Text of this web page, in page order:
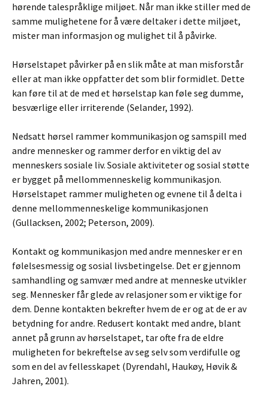
hørende talespråklige miljøet. Når man ikke stiller med de
samme mulighetene for å være deltaker i dette miljøet,
mister man informasjon og mulighet til å påvirke.
Hørselstapet påvirker på en slik måte at man misforstår
eller at man ikke oppfatter det som blir formidlet. Dette
kan føre til at de med et hørselstap kan føle seg dumme,
besværlige eller irriterende (Selander, 1992).
Nedsatt hørsel rammer kommunikasjon og samspill med
andre mennesker og rammer derfor en viktig del av
menneskers sosiale liv. Sosiale aktiviteter og sosial støtte
er bygget på mellommenneskelig kommunikasjon.
Hørselstapet rammer muligheten og evnene til å delta i
denne mellommenneskelige kommunikasjonen
(Gullacksen, 2002; Peterson, 2009).
Kontakt og kommunikasjon med andre mennesker er en
følelsesmessig og sosial livsbetingelse. Det er gjennom
samhandling og samvær med andre at menneske utvikler
seg. Mennesker får glede av relasjoner som er viktige for
dem. Denne kontakten bekrefter hvem de er og at de er av
betydning for andre. Redusert kontakt med andre, blant
annet på grunn av hørselstapet, tar ofte fra de eldre
muligheten for bekreftelse av seg selv som verdifulle og
som en del av fellesskapet (Dyrendahl, Haukøy, Høvik &
Jahren, 2001).